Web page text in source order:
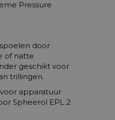
Pressure
door
of natte
geschikt voor
trillingen.
apparatuur
Spheerol EPL 2